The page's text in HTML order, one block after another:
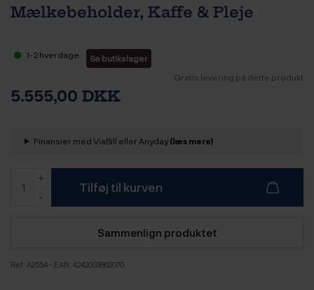
Mælkebeholder, Kaffe & Pleje
1-2 hverdage
Se butikslager
Gratis levering på dette produkt
5.555,00 DKK
Finansier med ViaBill eller Anyday(læs mere)
Tilføj til kurven
Sammenlign produktet
Ref: A2554 - EAN: 4242003862070